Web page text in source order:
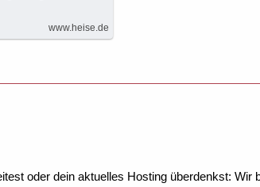
www.heise.de
oder dein aktuelles Hosting überdenkst: